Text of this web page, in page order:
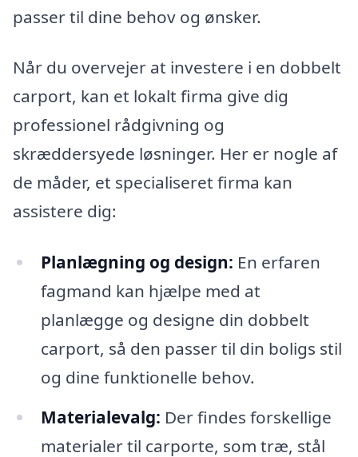
passer til dine behov og ønsker.
Når du overvejer at investere i en dobbelt
carport, kan et lokalt firma give dig
professionel rådgivning og
skræddersyede løsninger. Her er nogle af
de måder, et specialiseret firma kan
assistere dig:
Planlægning og design: En erfaren
fagmand kan hjælpe med at
planlægge og designe din dobbelt
carport, så den passer til din boligs stil
og dine funktionelle behov.
Materialevalg: Der findes forskellige
materialer til carporte, som træ, stål